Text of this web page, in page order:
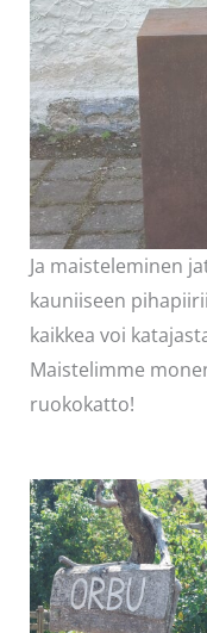
Ja maisteleminen
kauniiseen
kaikkea voi
Maistelimme
ruokokatto!